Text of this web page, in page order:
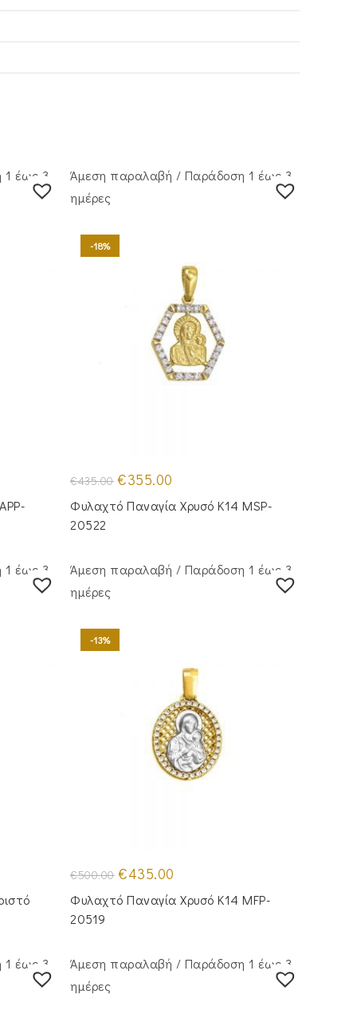
έως 3
Άμεση παραλαβή / Παράδoση 1 έως 3
ημέρες
-18%
€435.00 Original
price
was:
€435.00.
€355.00
τιμή
είναι:
Φυλαχτό Παναγία Χρυσό Κ14 MSP-
20522
έως 3
Άμεση παραλαβή / Παράδoση 1 έως 3
ημέρες
-13%
€500.00 Original
price
was:
€500.00.
€435.00
τιμή
είναι:
Φυλαχτό Παναγία Χρυσό Κ14 MFP-
20519
έως 3
Άμεση παραλαβή / Παράδoση 1 έως 3
ημέρες